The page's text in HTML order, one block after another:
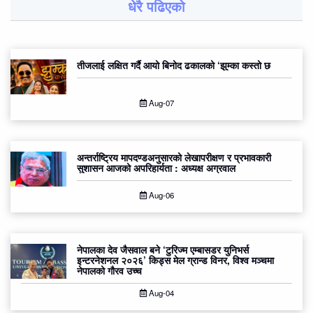
धेरै पढिएको
तीजलाई लक्षित गर्दै आयो बिनोद ढकालको ‘झुम्का कस्तो छ
Aug-07
अन्तर्राष्ट्रिय मापदण्डअनुसारको लेखापरीक्षण र प्रभावकारी
सुशासन आजको अपरिहार्यता : अध्यक्ष अग्रवाल
Aug-06
नेपालका देव जैसवाल बने ‘टुरिज्म एम्बासडर युनिभर्स
इन्टरनेशनल २०२६’ किड्स मेल ग्रान्ड विनर, विश्व मञ्चमा
नेपालको गौरव उच्च
Aug-04